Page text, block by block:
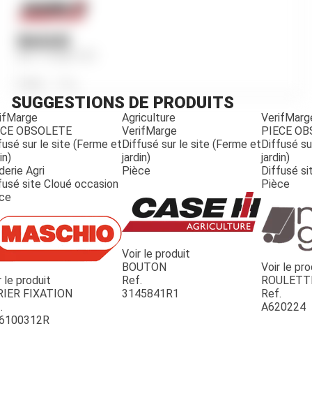
JOUET
Ref. 3156817R1
SUGGESTIONS DE PRODUITS
OBSOLETE
sur le site (Ferme et
Agri
site Cloué occasion
le produit
FIXATION
Agriculture
VerifMarge
Diffusé sur le site (Ferme et
jardin)
Pièce
Voir le produit
BOUTON
Ref.
3145841R1
PIECE
Diffusé
jardin)
Diffusé
Pièce
Voir le
Ref.
A620224